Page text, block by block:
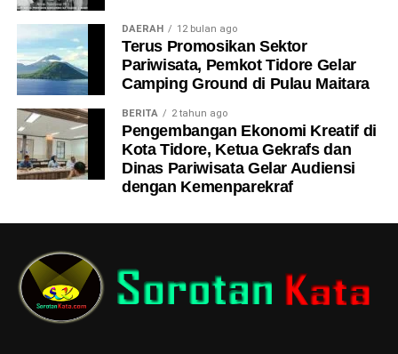
DAERAH 12 bulan ago
Terus Promosikan Sektor
Pariwisata, Pemkot Tidore Gelar
Camping Ground di Pulau Maitara
BERITA 2 tahun ago
Pengembangan Ekonomi Kreatif di
Kota Tidore, Ketua Gekrafs dan
Dinas Pariwisata Gelar Audiensi
dengan Kemenparekraf